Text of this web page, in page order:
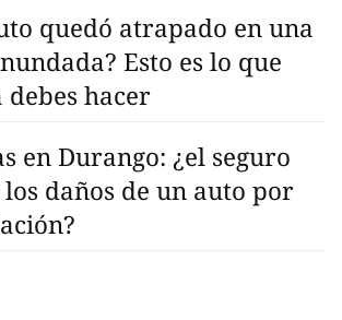
quedó atrapado en una
Esto es lo que
debes hacer
en Durango: ¿el seguro
daños de un auto por